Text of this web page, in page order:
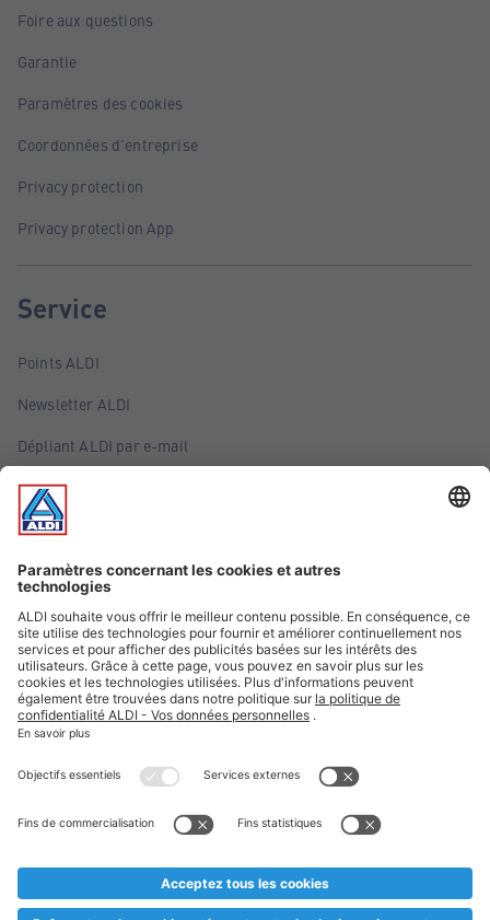
Foire aux questions
Garantie
Paramètres des cookies
Coordonnées d'entreprise
Privacy protection
Privacy protection App
Service
Points ALDI
Newsletter ALDI
Dépliant ALDI par e-mail
Offres
Infos essentielles
Suivez ALDI Belgique
Textes marqués d'un astérisque et mentions légales
* Nous vendons ces articles temporairement et jusqu'à
au cas où, malgré le planning bien étudié, nous serions
prématurément en rupture de stock. Prix Recupel et TVA incl.
** Sur ce site, l’utilisation de la forme masculine a été adoptée